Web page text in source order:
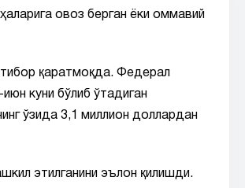
овоз берган ёки оммавий
қаратмоқда. Федерал
куни бўлиб ўтадиган
ўзида 3,1 миллион доллардан
этилганини эълон қилишди.